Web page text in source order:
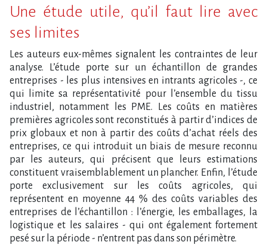
Une étude utile, qu​‌’il faut lire avec
ses limites
Les auteurs eux-mêmes signalent les contraintes de leur
analyse. L​‌’étude porte sur un échantillon de grandes
entreprises - les plus intensives en intrants agricoles -, ce
qui limite sa représentativité pour l​‌’ensemble du tissu
industriel, notamment les PME. Les coûts en matières
premières agricoles sont reconstitués à partir d​‌’indices de
prix globaux et non à partir des coûts d​‌’achat réels des
entreprises, ce qui introduit un biais de mesure reconnu
par les auteurs, qui précisent que leurs estimations
constituent vraisemblablement un plancher. Enfin, l​‌’étude
porte exclusivement sur les coûts agricoles, qui
représentent en moyenne 44 % des coûts variables des
entreprises de l​‌’échantillon : l​‌’énergie, les emballages, la
logistique et les salaires - qui ont également fortement
pesé sur la période - n​‌’entrent pas dans son périmètre.